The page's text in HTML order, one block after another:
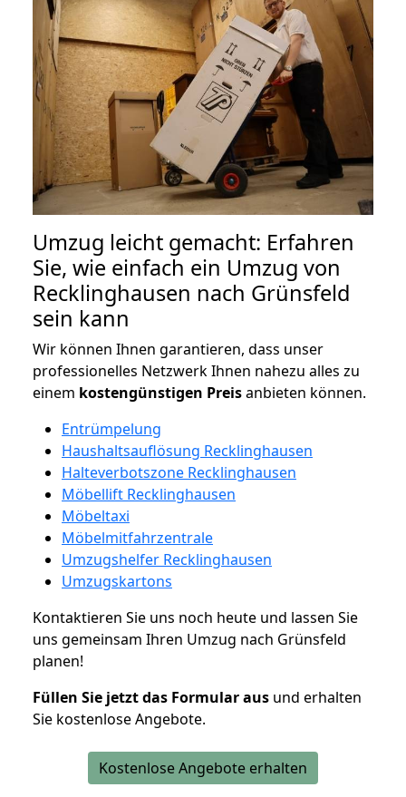
Umzug leicht gemacht: Erfahren
Sie, wie einfach ein Umzug von
Recklinghausen nach Grünsfeld
sein kann
Wir können Ihnen garantieren, dass unser
professionelles Netzwerk Ihnen nahezu alles zu
einem kostengünstigen Preisanbieten können.
Entrümpelung
Haushaltsauflösung Recklinghausen
Halteverbotszone Recklinghausen
Möbellift Recklinghausen
Möbeltaxi
Möbelmitfahrzentrale
Umzugshelfer Recklinghausen
Umzugskartons
Kontaktieren Sie uns noch heute und lassen Sie
uns gemeinsam Ihren Umzug nach Grünsfeld
planen!
Füllen Sie jetzt das Formular aus und erhalten
Sie kostenlose Angebote.
Kostenlose Angebote erhalten